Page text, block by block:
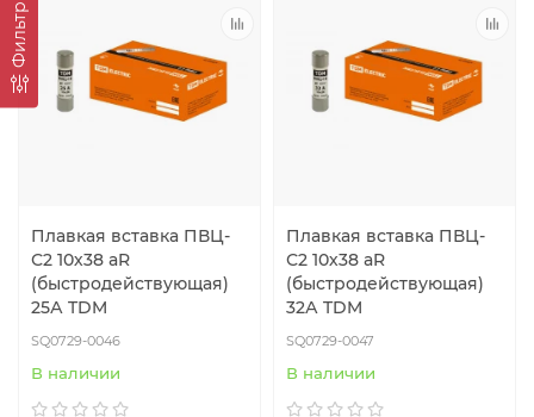
Фильтр
Плавкая вставка ПВЦ-
С2 10х38 aR
(быстродействующая)
25А TDM
SQ0729-0046
В наличии
Плавкая вставка ПВЦ-
С2 10х38 aR
(быстродействующая)
32А TDM
SQ0729-0047
В наличии